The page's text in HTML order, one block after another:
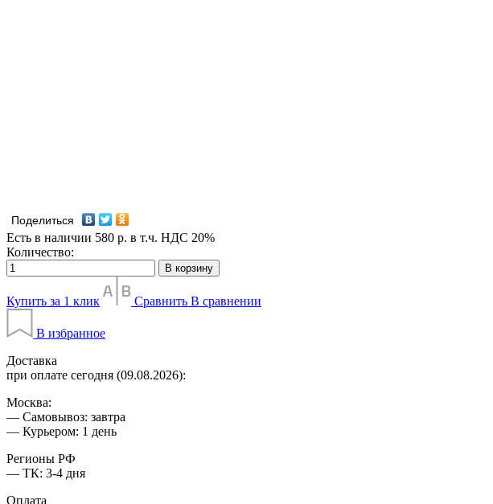
Поделиться
Есть в наличии 580 р. в т.ч. НДС 20%
Количество:
В корзину
Купить за 1 клик Сравнить В сравнении
В избранное
Доставка
при оплате сегодня (09.08.2026):
Москва:
— Самовывоз: завтра
— Курьером: 1 день
Регионы РФ
— ТК: 3-4 дня
Оплата